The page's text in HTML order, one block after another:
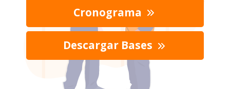
Cronograma
Descargar Bases